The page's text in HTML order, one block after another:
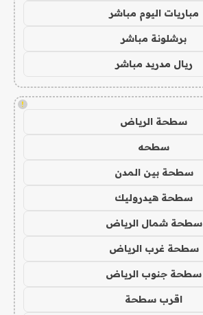
مباريات اليوم مباشر
برشلونة مباشر
ريال مدريد مباشر
!
سطحة الرياض
سطحه
سطحة بين المدن
سطحة هيدروليك
سطحة شمال الرياض
سطحة غرب الرياض
سطحة جنوب الرياض
اقرب سطحة